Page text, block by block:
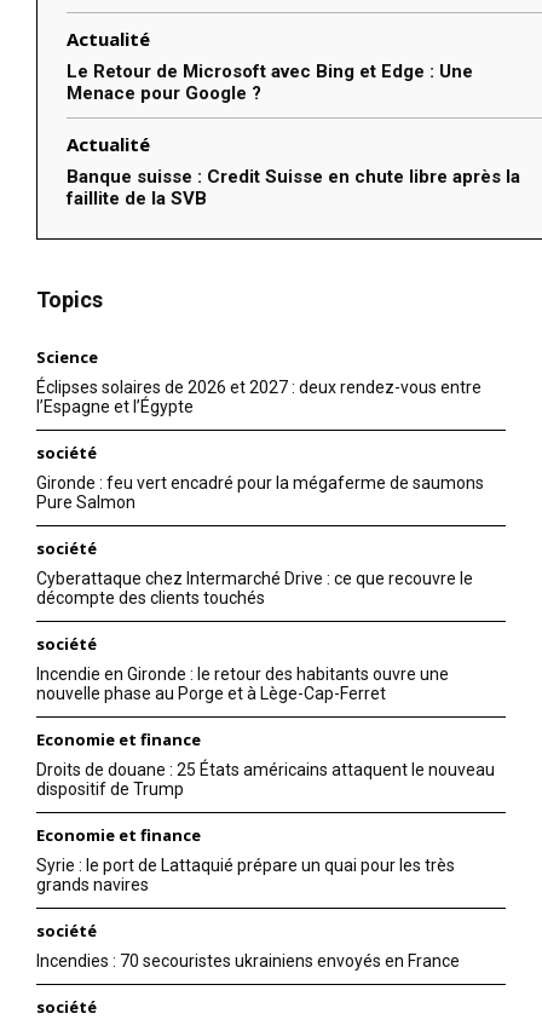
Actualité
Le Retour de Microsoft avec Bing et Edge : Une
Menace pour Google ?
Actualité
Banque suisse : Credit Suisse en chute libre après la
faillite de la SVB
Topics
Science
Éclipses solaires de 2026 et 2027 : deux rendez-vous entre
l’Espagne et l’Égypte
société
Gironde : feu vert encadré pour la mégaferme de saumons
Pure Salmon
société
Cyberattaque chez Intermarché Drive : ce que recouvre le
décompte des clients touchés
société
Incendie en Gironde : le retour des habitants ouvre une
nouvelle phase au Porge et à Lège-Cap-Ferret
Economie et finance
Droits de douane : 25 États américains attaquent le nouveau
dispositif de Trump
Economie et finance
Syrie : le port de Lattaquié prépare un quai pour les très
grands navires
société
Incendies : 70 secouristes ukrainiens envoyés en France
société